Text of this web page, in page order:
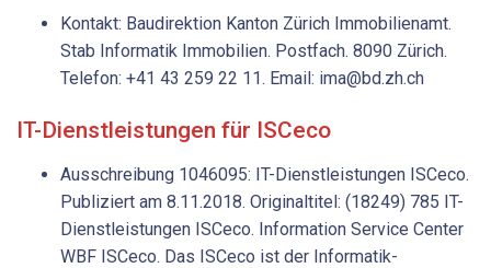
Kontakt: Baudirektion Kanton Zürich Immobilienamt.
Stab Informatik Immobilien. Postfach. 8090 Zürich.
Telefon: +41 43 259 22 11. Email: ima@bd.zh.ch
IT-Dienstleistungen für ISCeco
Ausschreibung 1046095: IT-Dienstleistungen ISCeco.
Publiziert am 8.11.2018. Originaltitel: (18249) 785 IT-
Dienstleistungen ISCeco. Information Service Center
WBF ISCeco. Das ISCeco ist der Informatik-